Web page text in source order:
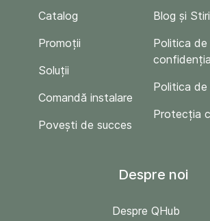
Catalog
Promoții
Soluții
Comandă instalare
Povești de succes
Blog și Stiri
Politica de
Politica de
Protecția
Despre noi
Despre QHub